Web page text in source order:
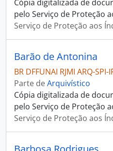
Cópia digitalizada de
pelo Serviço de Proteção
Serviço de Proteção aos
Barão de Antonina
BR DFFUNAI RJMI ARQ-SPI-
Parte deArquivístico
Cópia digitalizada de
pelo Serviço de Proteção
Serviço de Proteção aos